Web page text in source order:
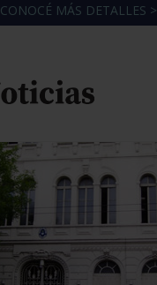
CONOCÉ MÁS DETALLES >